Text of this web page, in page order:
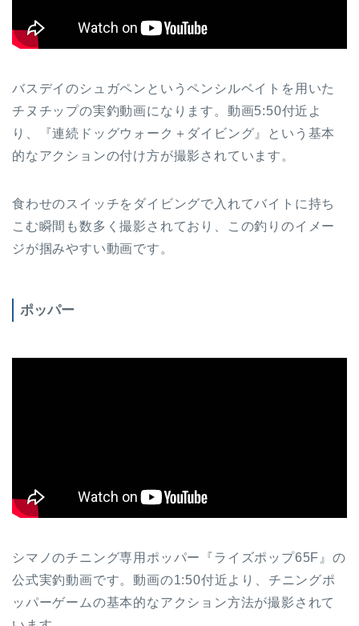
バスデイのシュガペンというペンシルベイトを用いた
チヌチップの実釣動画になります。動画5:50付近よ
り、『連続ドッグウォーク＋ダイビング』という基本
的なアクションの付け方が撮影されています。
食わせのスイッチをダイビングで入れてバイトに持ち
こむ瞬間も数多く撮影されており、この釣りのイメー
ジが掴みやすい動画です。
ポッパー
シマノのチニング専用ポッパー『ライズポップ65F』の
公式実釣動画です。動画の1:50付近より、チニングポ
ッパーゲームの基本的なアクション方法が撮影されて